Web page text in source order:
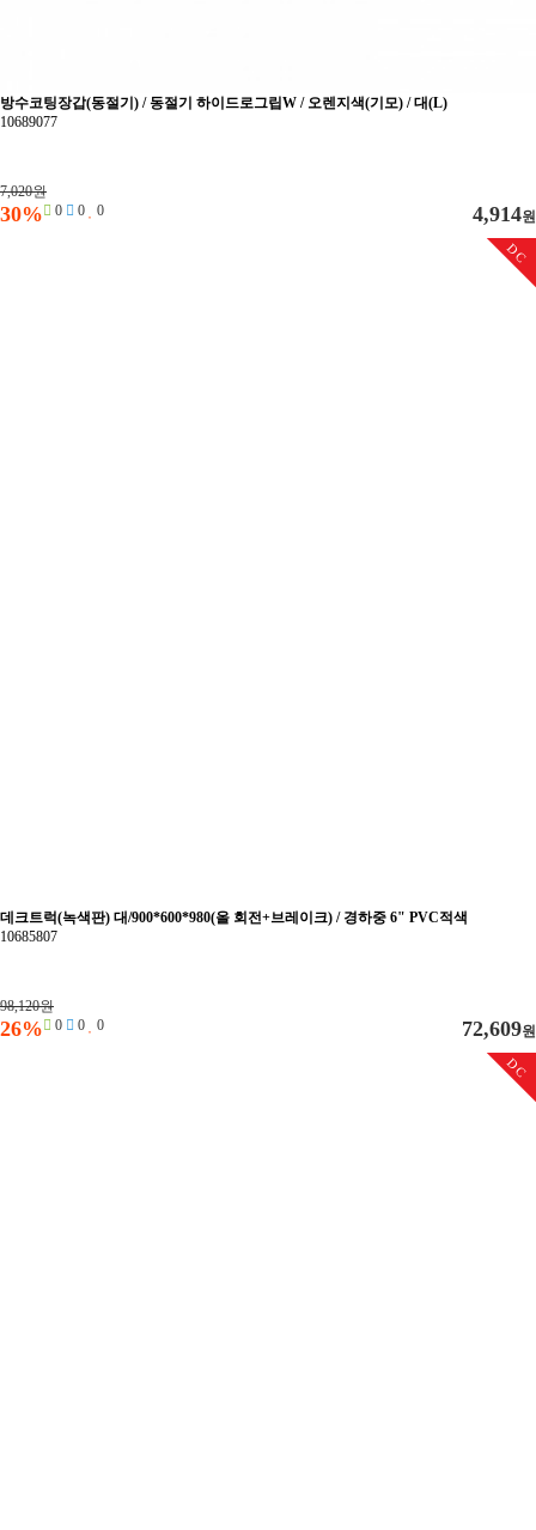
방수코팅장갑(동절기) / 동절기 하이드로그립W / 오렌지색(기모) / 대(L)
10689077
7,020원
30% 4,914원
0 0 0
DC
데크트럭(녹색판) 대/900*600*980(올 회전+브레이크) / 경하중 6" PVC적색
10685807
98,120원
26% 72,609원
0 0 0
DC